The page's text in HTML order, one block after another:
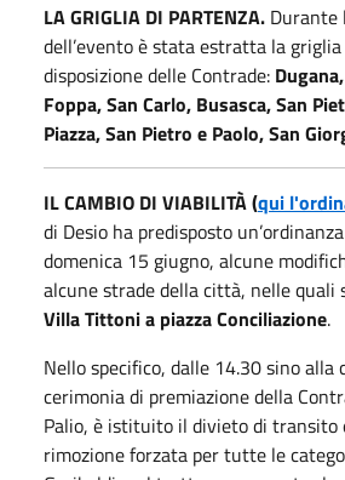
LA GRIGLIA DI PARTENZA. Durante
dell’evento è stata estratta la
disposizione delle Contrade:
Foppa, San Carlo, Busasca, San
Piazza, San Pietro e Paolo, San
IL CAMBIO DI VIABILITÀ (qui
di Desio ha predisposto
domenica 15 giugno, alcune
alcune strade della città, nelle quali
Villa Tittoni a piazza Conciliazione.
Nello specifico, dalle 14.30 sino alla
cerimonia di premiazione della
Palio, è istituito il divieto di transito
rimozione forzata per tutte le